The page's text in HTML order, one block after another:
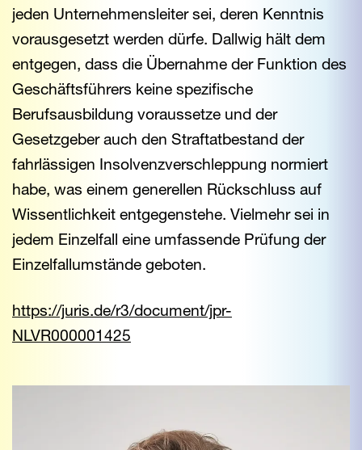
jeden Unternehmensleiter sei, deren Kenntnis
vorausgesetzt werden dürfe. Dallwig hält dem
entgegen, dass die Übernahme der Funktion des
Geschäftsführers keine spezifische
Berufsausbildung voraussetze und der
Gesetzgeber auch den Straftatbestand der
fahrlässigen Insolvenzverschleppung normiert
habe, was einem generellen Rückschluss auf
Wissentlichkeit entgegenstehe. Vielmehr sei in
jedem Einzelfall eine umfassende Prüfung der
Einzelfallumstände geboten.
https://juris.de/r3/document/jpr-
NLVR000001425